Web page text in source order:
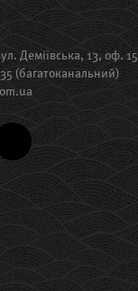
Деміївська, 13, оф. 15
(багатоканальний)